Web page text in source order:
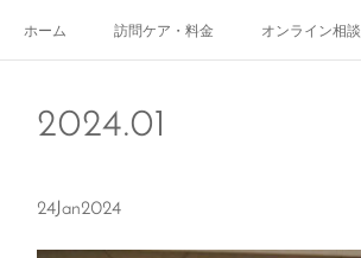
ホーム 訪問ケア・料金 オンライン相談
2024.01
24Jan2024